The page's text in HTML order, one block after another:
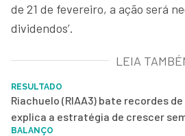
de 21 de fevereiro, a ação será
dividendos’.
LEIA
RESULTADO
Riachuelo (RIAA3) bate recordes
explica a estratégia de crescer
BALANÇO